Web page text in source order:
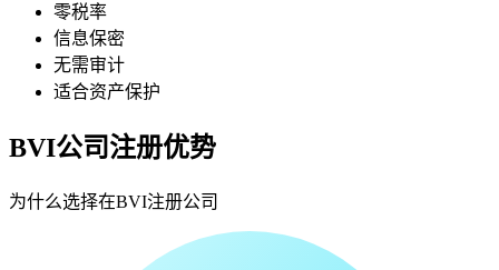
零税率
信息保密
无需审计
适合资产保护
BVI公司注册优势
为什么选择在BVI注册公司